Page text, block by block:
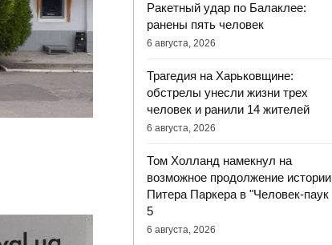
Ракетный удар по Балаклее:
ранены пять человек
6 августа, 2026
Трагедия на Харьковщине:
обстрелы унесли жизни трех
человек и ранили 14 жителей
6 августа, 2026
Том Холланд намекнул на
возможное продолжение истории
Питера Паркера в "Человек-паук
5
6 августа, 2026